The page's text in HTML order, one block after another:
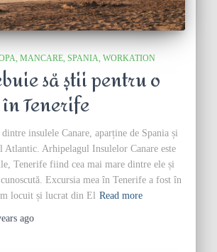
MANCARE SPANIA WORKATION
să știi pentru o
Tenerife
insulele Canare, aparține de Spania și
Atlantic. Arhipelagul Insulelor Canare este
Tenerife fiind cea mai mare dintre ele și
Excursia mea în Tenerife a fost în
locuit și lucrat din El Read more
ago